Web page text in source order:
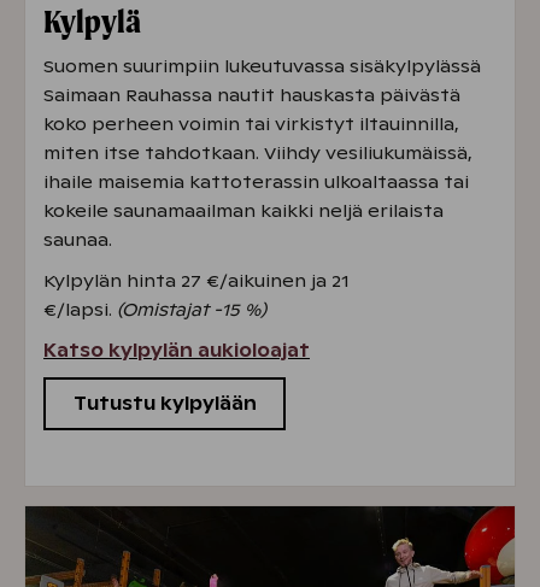
Kylpylä
Suomen suurimpiin lukeutuvassa sisäkylpylässä
Saimaan Rauhassa nautit hauskasta päivästä
koko perheen voimin tai virkistyt iltauinnilla,
miten itse tahdotkaan. Viihdy vesiliukumäissä,
ihaile maisemia kattoterassin ulkoaltaassa tai
kokeile saunamaailman kaikki neljä erilaista
saunaa.
Kylpylän hinta 27 €/aikuinen ja 21
€/lapsi. (Omistajat -15 %)
Katso kylpylän aukioloajat
Tutustu kylpylään